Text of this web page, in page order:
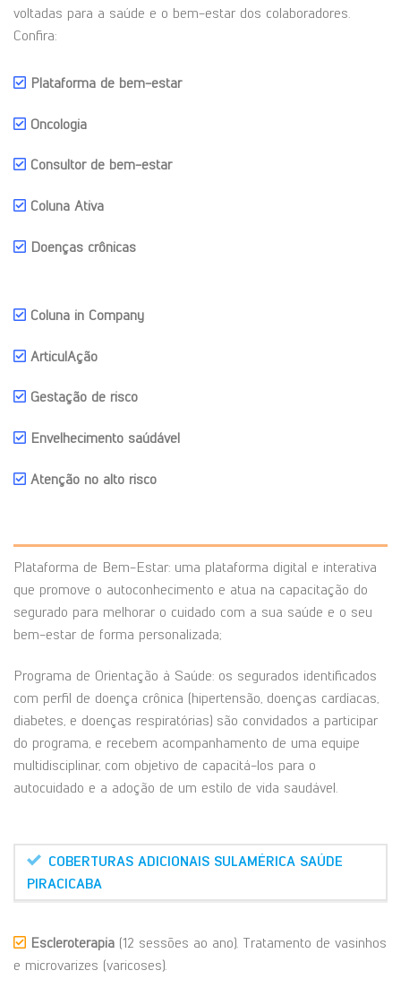
voltadas para a saúde e o bem-estar dos colaboradores.
Confira:
Plataforma de bem-estar
Oncologia
Consultor de bem-estar
Coluna Ativa
Doenças crônicas
Coluna in Company
ArticulAção
Gestação de risco
Envelhecimento saúdável
Atenção no alto risco
Plataforma de Bem-Estar: uma plataforma digital e interativa
que promove o autoconhecimento e atua na capacitação do
segurado para melhorar o cuidado com a sua saúde e o seu
bem-estar de forma personalizada;
Programa de Orientação à Saúde: os segurados identificados
com perfil de doença crônica (hipertensão, doenças cardíacas,
diabetes, e doenças respiratórias) são convidados a participar
do programa, e recebem acompanhamento de uma equipe
multidisciplinar, com objetivo de capacitá-los para o
autocuidado e a adoção de um estilo de vida saudável.
COBERTURAS ADICIONAIS SULAMÉRICA SAÚDE
PIRACICABA
Escleroterapia (12 sessões ao ano). Tratamento de vasinhos
e microvarizes (varicoses).